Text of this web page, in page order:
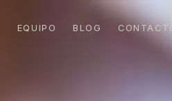
EQUIPO BLOG